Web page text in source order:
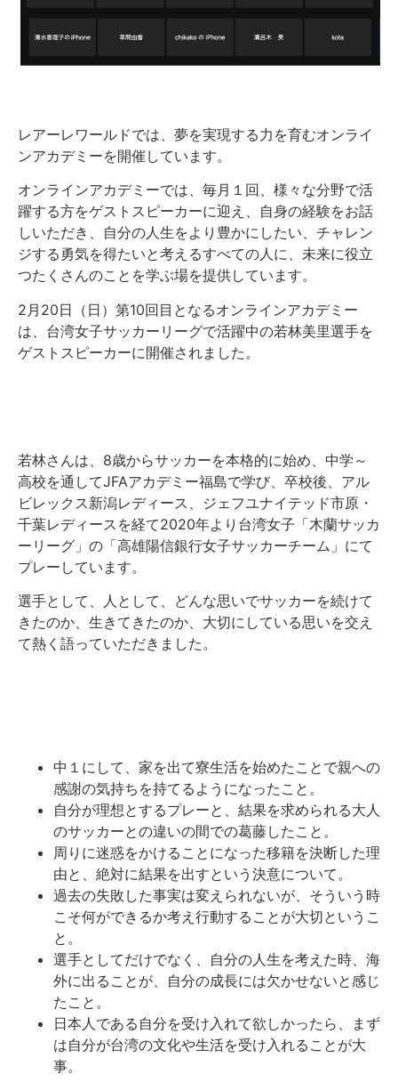
レアーレワールドでは、夢を実現する力を育むオンライ
ンアカデミーを開催しています。
オンラインアカデミーでは、毎月１回、様々な分野で活
躍する方をゲストスピーカーに迎え、自身の経験をお話
しいただき、自分の人生をより豊かにしたい、チャレン
ジする勇気を得たいと考えるすべての人に、未来に役立
つたくさんのことを学ぶ場を提供しています。
2月20日（日）第10回目となるオンラインアカデミー
は、台湾女子サッカーリーグで活躍中の若林美里選手を
ゲストスピーカーに開催されました。
若林さんは、8歳からサッカーを本格的に始め、中学～
高校を通してJFAアカデミー福島で学び、卒校後、アル
ビレックス新潟レディース、ジェフユナイテッド市原・
千葉レディースを経て2020年より台湾女子「木蘭サッカ
ーリーグ」の「高雄陽信銀行女子サッカーチーム」にて
プレーしています。
選手として、人として、どんな思いでサッカーを続けて
きたのか、生きてきたのか、大切にしている思いを交え
て熱く語っていただきました。
中１にして、家を出て寮生活を始めたことで親への
感謝の気持ちを持てるようになったこと。
自分が理想とするプレーと、結果を求められる大人
のサッカーとの違いの間での葛藤したこと。
周りに迷惑をかけることになった移籍を決断した理
由と、絶対に結果を出すという決意について。
過去の失敗した事実は変えられないが、そういう時
こそ何ができるか考え行動することが大切というこ
と。
選手としてだけでなく、自分の人生を考えた時、海
外に出ることが、自分の成長には欠かせないと感じ
たこと。
日本人である自分を受け入れて欲しかったら、まず
は自分が台湾の文化や生活を受け入れることが大
事。